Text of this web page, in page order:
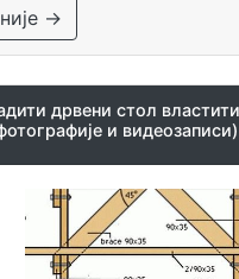
→
дрвени стол
и видеозаписи)